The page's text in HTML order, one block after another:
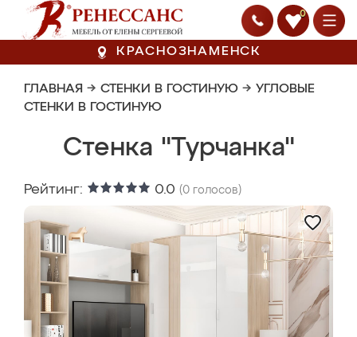
0
КРАСНОЗНАМЕНСК
ГЛАВНАЯ → СТЕНКИ В ГОСТИНУЮ → УГЛОВЫЕ
СТЕНКИ В ГОСТИНУЮ
Стенка "Турчанка"
Рейтинг: 0.0 (0 голосов)